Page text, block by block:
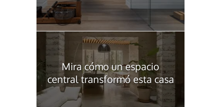
Mira cómo un espacio
central transformó esta casa